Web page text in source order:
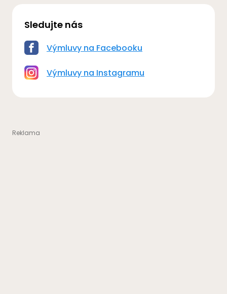
Sledujte nás
Výmluvy na Facebooku
Výmluvy na Instagramu